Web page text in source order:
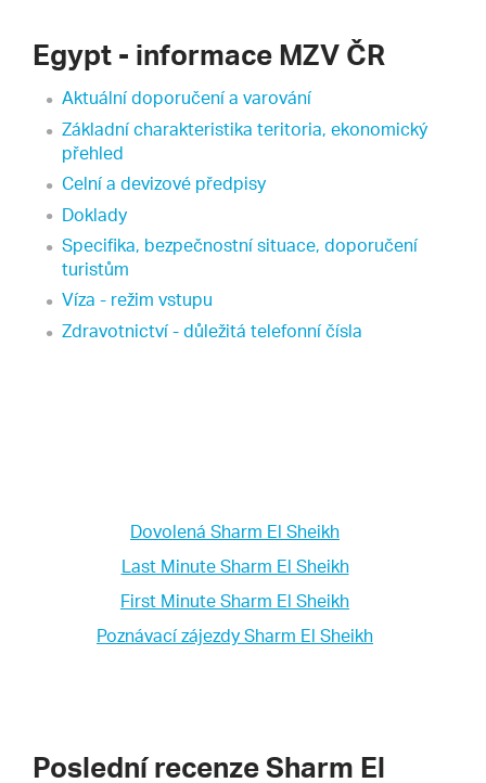
Egypt - informace MZV ČR
Aktuální doporučení a varování
Základní charakteristika teritoria, ekonomický
přehled
Celní a devizové předpisy
Doklady
Specifika, bezpečnostní situace, doporučení
turistům
Víza - režim vstupu
Zdravotnictví - důležitá telefonní čísla
Dovolená Sharm El Sheikh
Last Minute Sharm El Sheikh
First Minute Sharm El Sheikh
Poznávací zájezdy Sharm El Sheikh
Poslední recenze Sharm El